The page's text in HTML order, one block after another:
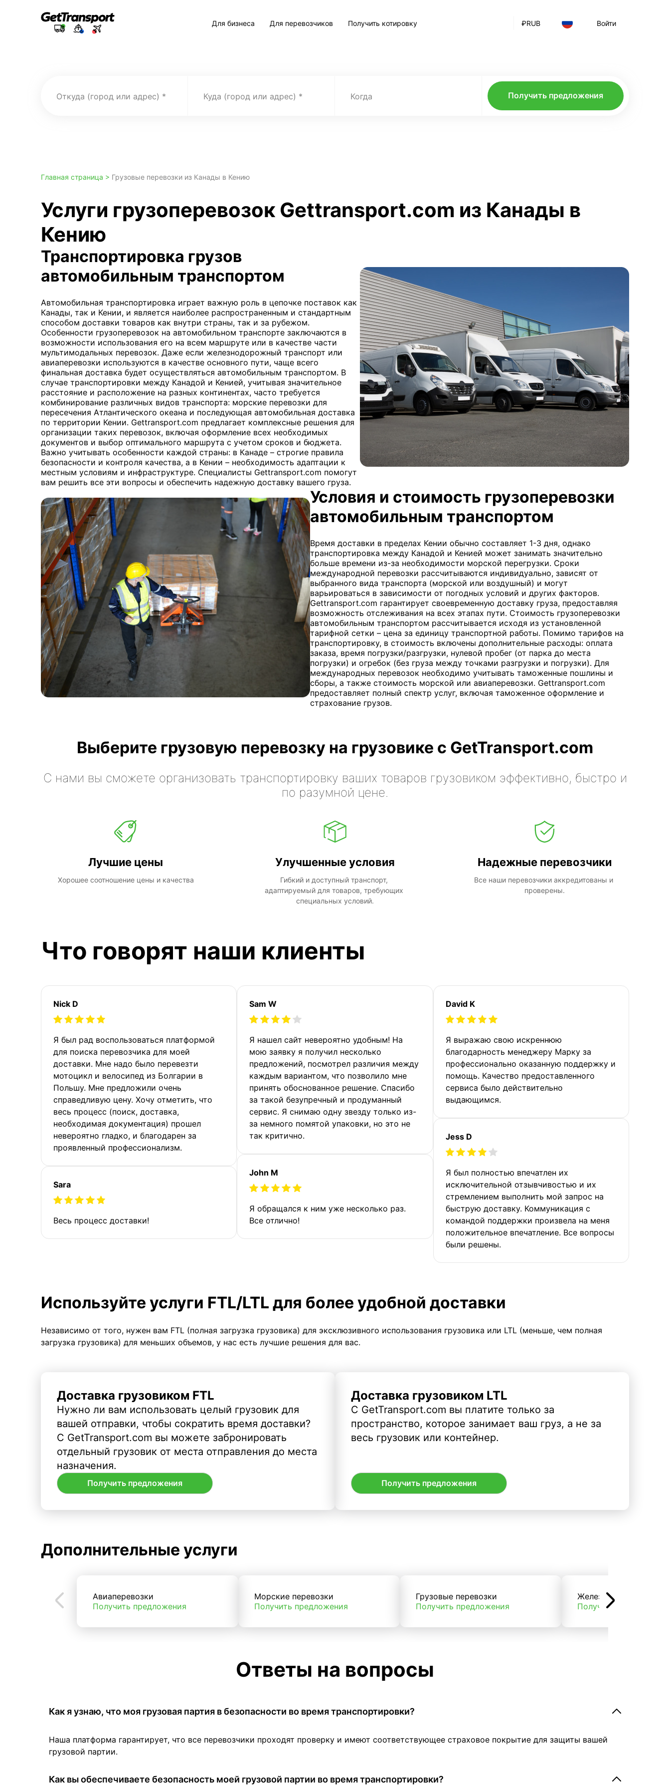
₽RUB Войти
Для бизнеса Для перевозчиков Получить котировку
Откуда (город или адрес) Куда (город или адрес) Когда Получить предложения
Главная страница > Грузовые перевозки из Канады в Кению
Услуги грузоперевозок Gettransport.com из Канады в
Кению
Транспортировка грузов
автомобильным транспортом
Автомобильная транспортировка играет важную роль в цепочке поставок как
Канады, так и Кении, и является наиболее распространенным и стандартным
способом доставки товаров как внутри страны, так и за рубежом.
Особенности грузоперевозок на автомобильном транспорте заключаются в
возможности использования его на всем маршруте или в качестве части
мультимодальных перевозок. Даже если железнодорожный транспорт или
авиаперевозки используются в качестве основного пути, чаще всего
финальная доставка будет осуществляться автомобильным транспортом. В
случае транспортировки между Канадой и Кенией, учитывая значительное
расстояние и расположение на разных континентах, часто требуется
комбинирование различных видов транспорта: морские перевозки для
пересечения Атлантического океана и последующая автомобильная доставка
по территории Кении. Gettransport.com предлагает комплексные решения для
организации таких перевозок, включая оформление всех необходимых
документов и выбор оптимального маршрута с учетом сроков и бюджета.
Важно учитывать особенности каждой страны: в Канаде – строгие правила
безопасности и контроля качества, а в Кении – необходимость адаптации к
местным условиям и инфраструктуре. Специалисты Gettransport.com помогут
вам решить все эти вопросы и обеспечить надежную доставку вашего груза.
Условия и стоимость грузоперевозки
автомобильным транспортом
Время доставки в пределах Кении обычно составляет 1-3 дня, однако
транспортировка между Канадой и Кенией может занимать значительно
больше времени из-за необходимости морской перегрузки. Сроки
международной перевозки рассчитываются индивидуально, зависят от
выбранного вида транспорта (морской или воздушный) и могут
варьироваться в зависимости от погодных условий и других факторов.
Gettransport.com гарантирует своевременную доставку груза, предоставляя
возможность отслеживания на всех этапах пути. Стоимость грузоперевозки
автомобильным транспортом рассчитывается исходя из установленной
тарифной сетки – цена за единицу транспортной работы. Помимо тарифов на
транспортировку, в стоимость включены дополнительные расходы: оплата
заказа, время погрузки/разгрузки, нулевой пробег (от парка до места
погрузки) и огребок (без груза между точками разгрузки и погрузки). Для
международных перевозок необходимо учитывать таможенные пошлины и
сборы, а также стоимость морской или авиаперевозки. Gettransport.com
предоставляет полный спектр услуг, включая таможенное оформление и
страхование грузов.
Выберите грузовую перевозку на грузовике с GetTransport.com
С нами вы сможете организовать транспортировку ваших товаров грузовиком эффективно, быстро и
по разумной цене.
Лучшие цены
Хорошее соотношение цены и качества
Улучшенные условия
Гибкий и доступный транспорт,
адаптируемый для товаров, требующих
специальных условий.
Надежные перевозчики
Все наши перевозчики аккредитованы и
проверены.
Что говорят наши клиенты
Nick D
Я был рад воспользоваться платформой
для поиска перевозчика для моей
доставки. Мне надо было перевезти
мотоцикл и велосипед из Болгарии в
Польшу. Мне предложили очень
справедливую цену. Хочу отметить, что
весь процесс (поиск, доставка,
необходимая документация) прошел
невероятно гладко, и благодарен за
проявленный профессионализм.
Sara
Весь процесс доставки!
Sam W
Я нашел сайт невероятно удобным! На
мою заявку я получил несколько
предложений, посмотрел различия между
каждым вариантом, что позволило мне
принять обоснованное решение. Спасибо
за такой безупречный и продуманный
сервис. Я снимаю одну звезду только из-
за немного помятой упаковки, но это не
так критично.
John M
Я обращался к ним уже несколько раз.
Все отлично!
David K
Я выражаю свою искреннюю
благодарность менеджеру Марку за
профессионально оказанную поддержку и
помощь. Качество предоставленного
сервиса было действительно
выдающимся.
Jess D
Я был полностью впечатлен их
исключительной отзывчивостью и их
стремлением выполнить мой запрос на
быструю доставку. Коммуникация с
командой поддержки произвела на меня
положительное впечатление. Все вопросы
были решены.
Используйте услуги FTL/LTL для более удобной доставки
Независимо от того, нужен вам FTL (полная загрузка грузовика) для эксклюзивного использования грузовика или LTL (меньше, чем полная
загрузка грузовика) для меньших объемов, у нас есть лучшие решения для вас.
Доставка грузовиком FTL
Нужно ли вам использовать целый грузовик для
вашей отправки, чтобы сократить время доставки?
С GetTransport.com вы можете забронировать
отдельный грузовик от места отправления до места
назначения.
Получить предложения
Доставка грузовиком LTL
С GetTransport.com вы платите только за
пространство, которое занимает ваш груз, а не за
весь грузовик или контейнер.
Получить предложения
Дополнительные услуги
Авиаперевозки
Получить предложения
Морские перевозки
Получить предложения
Грузовые перевозки
Получить предложения
Железнодорожные
Получить
Ответы на вопросы
Как я узнаю, что моя грузовая партия в безопасности во время транспортировки?
Наша платформа гарантирует, что все перевозчики проходят проверку и имеют соответствующее страховое покрытие для защиты вашей
грузовой партии.
Как вы обеспечиваете безопасность моей грузовой партии во время транспортировки?